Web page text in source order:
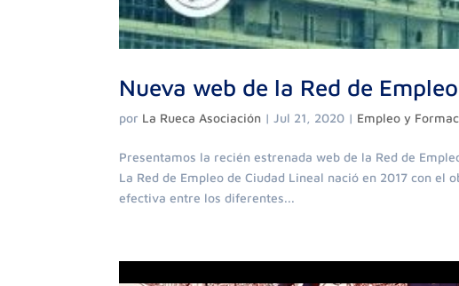
Nueva web de la Red de
por La Rueca Asociación |Jul 21, 2020 | Empleo y
Presentamos la recién estrenada web de la Red de
La Red de Empleo de Ciudad Lineal nació en 2017 con
efectiva entre los diferentes...